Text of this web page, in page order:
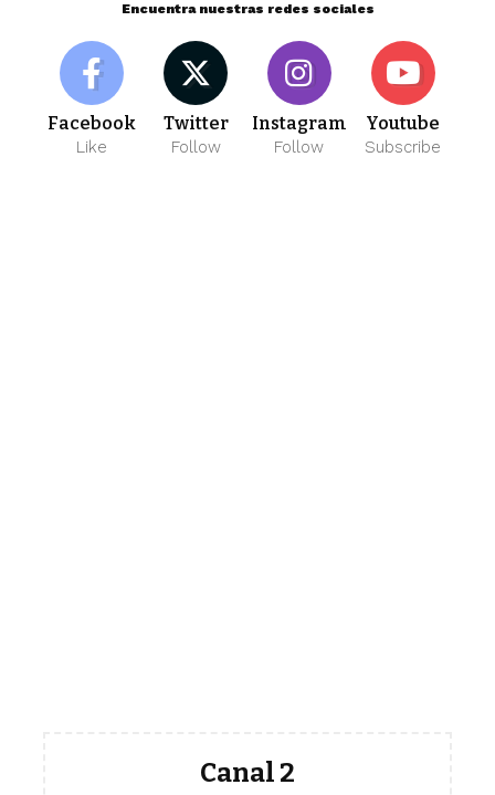
Encuentra nuestras redes sociales
Facebook
Like
Twitter
Follow
Instagram
Follow
Youtube
Subscribe
Canal 2